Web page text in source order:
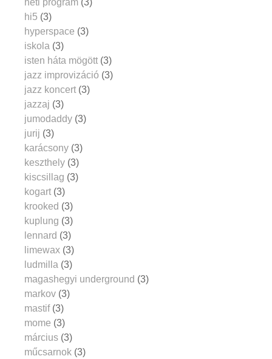
hi5 (3)
hyperspace (3)
iskola (3)
isten háta mögött (3)
jazz improvizáció (3)
jazz koncert (3)
jazzaj (3)
jumodaddy (3)
jurij (3)
karácsony (3)
keszthely (3)
kiscsillag (3)
kogart (3)
krooked (3)
kuplung (3)
lennard (3)
limewax (3)
ludmilla (3)
magashegyi underground (3)
markov (3)
mastif (3)
mome (3)
március (3)
műcsarnok (3)